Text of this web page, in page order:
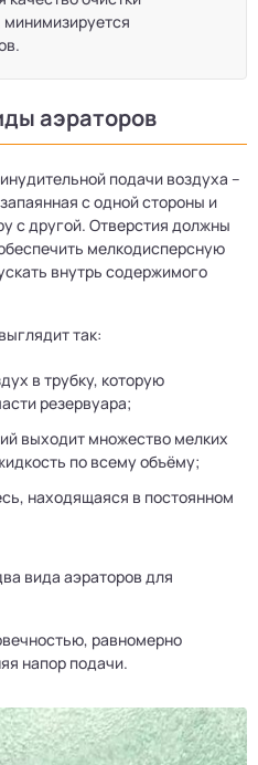
аэраторов
подачи воздуха –
с одной стороны и
с другой. Отверстия должны
мелкодисперсную
внутрь содержимого
так:
в трубку, которую
резервуара;
выходит множество мелких
по всему объёму;
находящаяся в постоянном
вида аэраторов для
равномерно
напор подачи.